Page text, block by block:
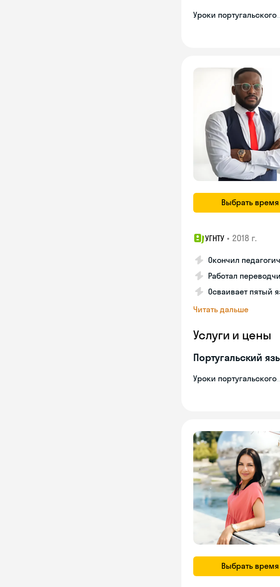
Уроки португальского
Выбрать время
УГНТУ • 2018 г.
Окончил
Работал
Осваивает пятый
Читать дальше
Услуги и цены
Португальский
Уроки португальского
Выбрать время